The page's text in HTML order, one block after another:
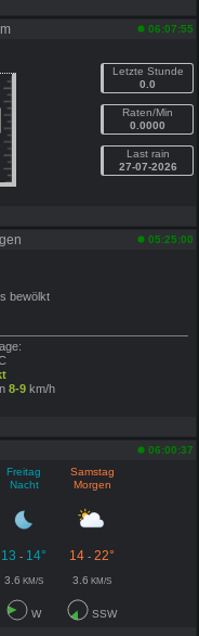
06:07:55
Letzte Stunde
0.0
Raten/Min
0.0000
Last rain
27-07-2026
05:25:00
bewölkt
8-9km/h
06:00:37
Freitag
Nacht
Samstag
Morgen
13 - 14° 14 -22°
3.6 KM/S 3.6 KM/S
W SSW